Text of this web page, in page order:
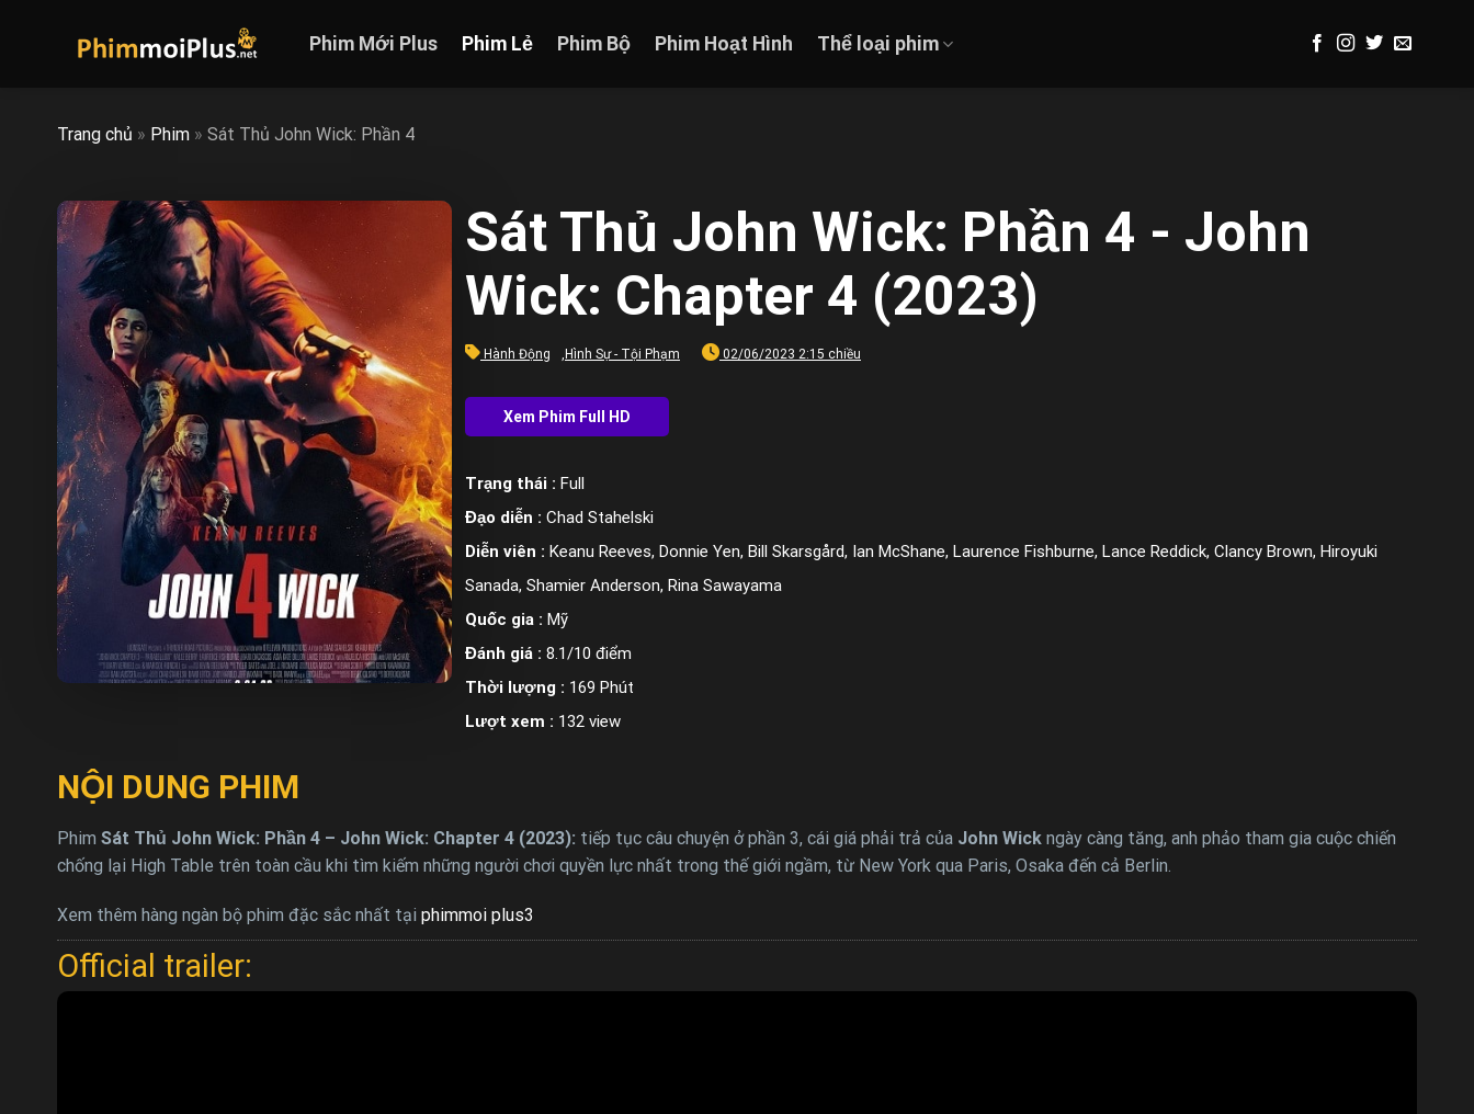
Phim Mới Plus Phim Lẻ Phim Bộ Phim Hoạt Hình Thể loại phim
Trang chủ » Phim » Sát Thủ John Wick: Phần 4
Sát Thủ John Wick: Phần 4 - John
Wick: Chapter 4 (2023)
Hành Động Hình Sự - Tội Phạm 02/06/2023 2:15 chiều
Trạng thái : Full
Đạo diễn : Chad Stahelski
Diễn viên : Keanu Reeves, Donnie Yen, Bill Skarsgård, Ian McShane, Laurence Fishburne, Lance Reddick, Clancy Brown, Hiroyuki
Sanada, Shamier Anderson, Rina Sawayama
Quốc gia : Mỹ
Đánh giá : 8.1/10 điểm
Thời lượng : 169 Phút
Lượt xem : 132 view
NỘI DUNG PHIM
Phim Sát Thủ John Wick: Phần 4 – John Wick: Chapter 4 (2023): tiếp tục câu chuyện ở phần 3, cái giá phải trả của John Wick ngày càng tăng, anh phảo tham gia cuộc chiến
chống lại High Table trên toàn cầu khi tìm kiếm những người chơi quyền lực nhất trong thế giới ngầm, từ New York qua Paris, Osaka đến cả Berlin.
Xem thêm hàng ngàn bộ phim đặc sắc nhất tại phimmoi plus3
Official trailer: